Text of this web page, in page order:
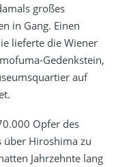
großes
in Gang. Einen
lieferte die Wiener
Gedenkstein,
auf
Opfer des
Hiroshima zu
Jahrzehnte lang